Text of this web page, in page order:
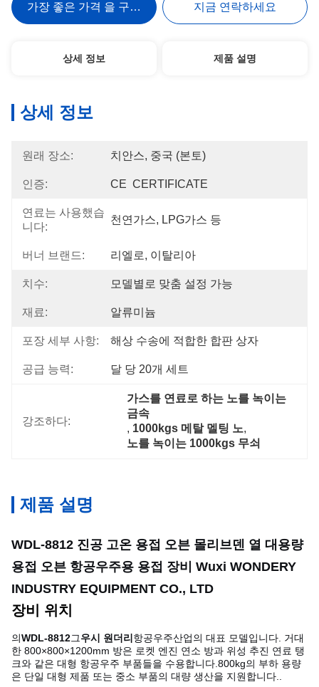
가장 좋은 가격 을 구하라 지금 연락하세요
상세 정보 제품 설명
상세 정보
원래 장소: 치안스, 중국 (본토)
인증: CE  CERTIFICATE
연료는 사용했습
니다:
천연가스, LPG가스 등
버너 브랜드: 리엘로, 이탈리아
치수: 모델별로 맞춤 설정 가능
재료: 알류미늄
포장 세부 사항: 해상 수송에 적합한 합판 상자
공급 능력: 달 당 20개 세트
강조하다:
가스를 연료로 하는 노를 녹이는
금속
, 1000kgs 메탈 멜팅 노,
노를 녹이는 1000kgs 무쇠
제품 설명
WDL-8812 진공 고온 용접 오븐 몰리브덴 열 대용량
용접 오븐 항공우주용 용접 장비 Wuxi WONDERY
INDUSTRY EQUIPMENT CO., LTD
장비 위치
의WDL-8812그우시 원더리 항공우주산업의 대표 모델입니다. 거대
한 800×800×1200mm 방은 로켓 엔진 연소 방과 위성 추진 연료 탱
크와 같은 대형 항공우주 부품들을 수용합니다.800kg의 부하 용량
은 단일 대형 제품 또는 중소 부품의 대량 생산을 지원합니다..